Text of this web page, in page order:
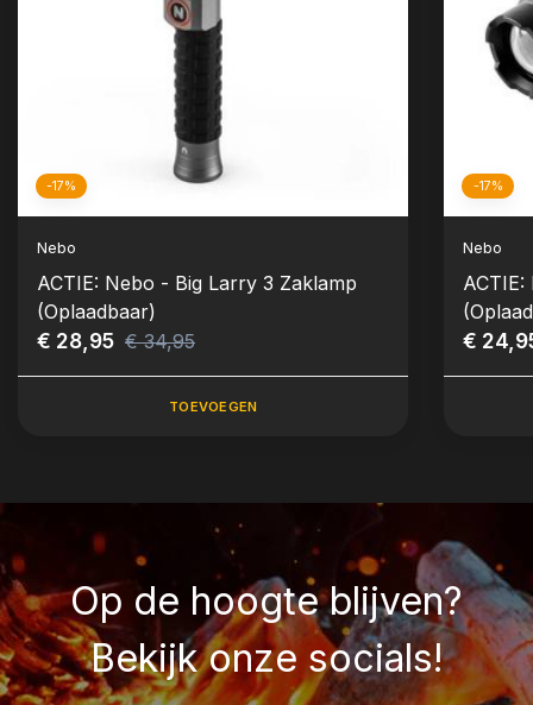
-17%
Nebo
ACTIE: Nebo - Big Larry 3 Zaklamp
(Oplaadbaar)
€ 28,95 € 34,95
TOEVOEGEN
-17%
Nebo
€
Op de hoogte blijven?
Bekijk onze socials!